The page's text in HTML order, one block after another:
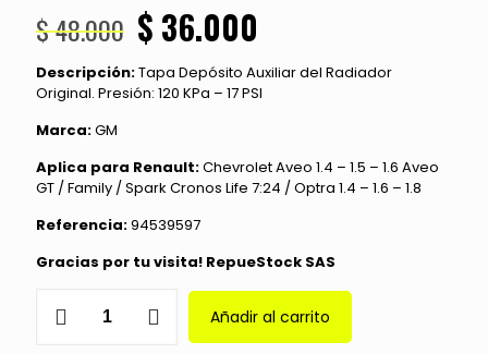
$48.000 El
precio
original
$ 48.000.
$ 36.000
precio
actual
$ 36.000.
Descripción:Tapa Depósito Auxiliar del Radiador
Original. Presión: 120 KPa – 17 PSI
Marca:GM
Aplica para Renault:Chevrolet Aveo 1.4 – 1.5 – 1.6 Aveo
GT / Family / Spark Cronos Life 7:24 / Optra 1.4 – 1.6 – 1.8
Referencia:94539597
Gracias por tu visita! RepueStock SAS
Depósito
Añadir al carrito